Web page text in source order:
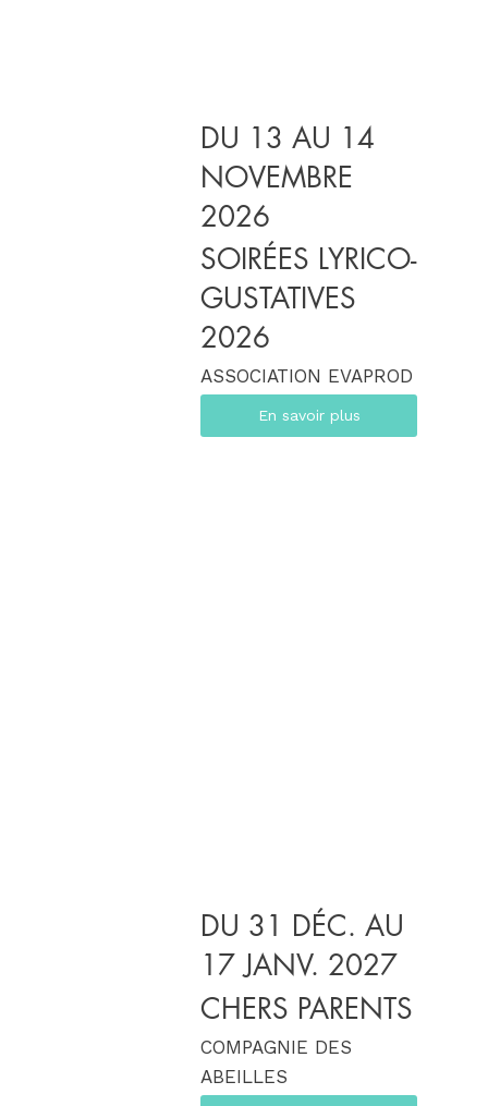
DU 13 AU 14
NOVEMBRE
2026
SOIRÉES LYRICO-
GUSTATIVES
2026
ASSOCIATION EVAPROD
En savoir plus
DU 31 DÉC. AU
17 JANV. 2027
CHERS PARENTS
COMPAGNIE DES
ABEILLES